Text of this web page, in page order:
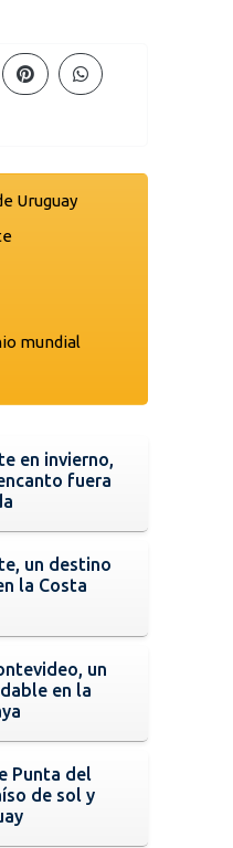
Uruguay
mundial
en invierno,
fuera
un destino
la Costa
un
en la
Punta del
de sol y